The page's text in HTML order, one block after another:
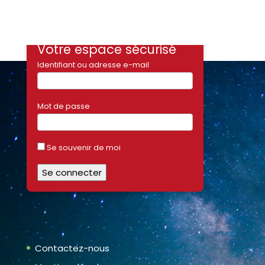
Votre espace sécurisé
Identifiant ou adresse e-mail
Mot de passe
Se souvenir de moi
Contactez-nous